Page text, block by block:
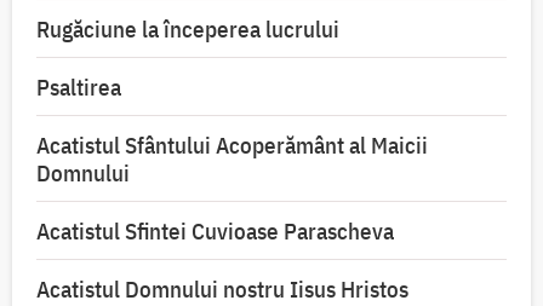
Rugăciune la începerea lucrului
Psaltirea
Acatistul Sfântului Acoperământ al Maicii
Domnului
Acatistul Sfintei Cuvioase Parascheva
Acatistul Domnului nostru Iisus Hristos